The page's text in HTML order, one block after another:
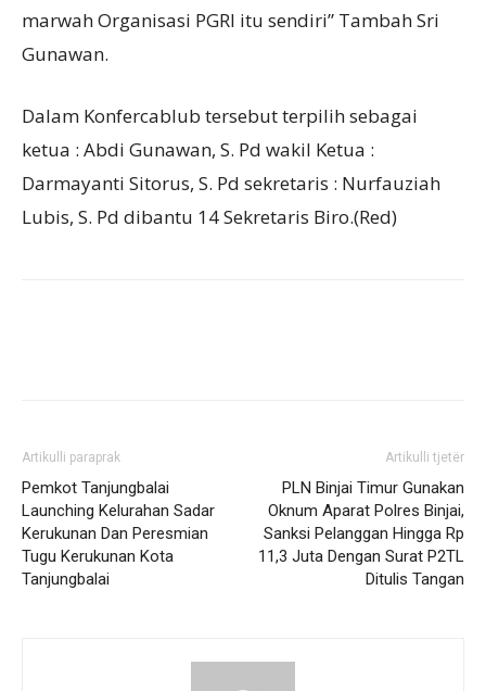
marwah Organisasi PGRI itu sendiri” Tambah Sri
Gunawan.
Dalam Konfercablub tersebut terpilih sebagai
ketua : Abdi Gunawan, S. Pd wakil Ketua :
Darmayanti Sitorus, S. Pd sekretaris : Nurfauziah
Lubis, S. Pd dibantu 14 Sekretaris Biro.(Red)
Artikulli paraprak
Pemkot Tanjungbalai
Launching Kelurahan Sadar
Kerukunan Dan Peresmian
Tugu Kerukunan Kota
Tanjungbalai
Artikulli tjetër
PLN Binjai Timur Gunakan
Oknum Aparat Polres Binjai,
Sanksi Pelanggan Hingga Rp
11,3 Juta Dengan Surat P2TL
Ditulis Tangan